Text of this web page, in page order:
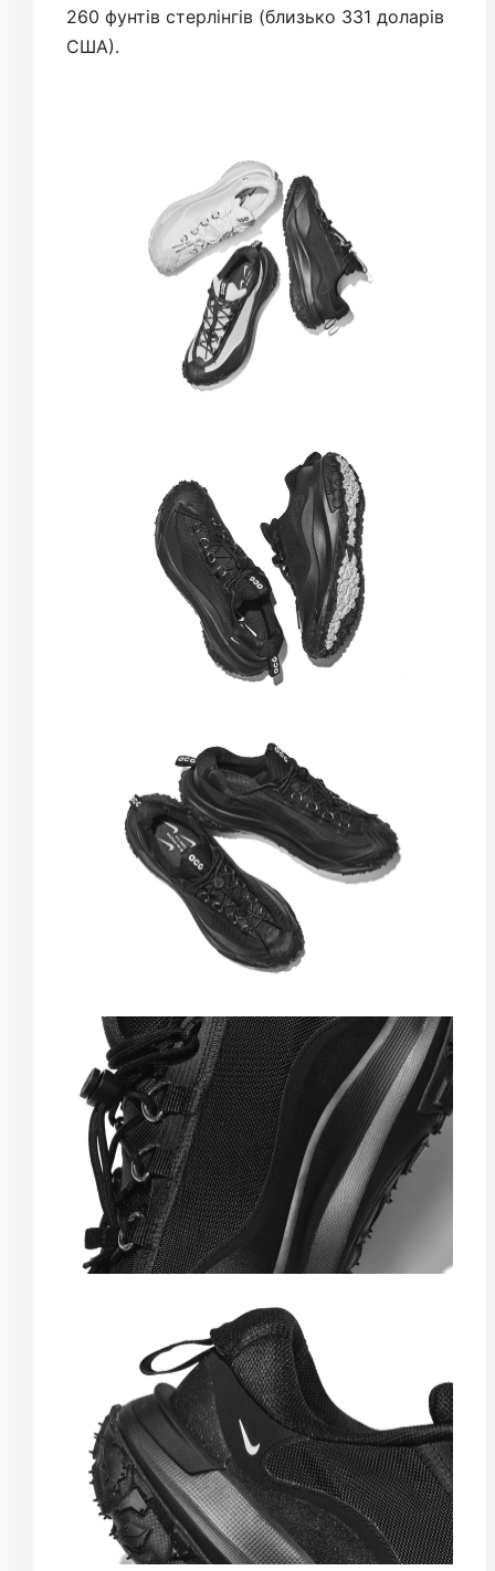
260 фунтів стерлінгів (близько 331 доларів
США).